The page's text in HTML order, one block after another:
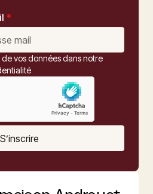
*
vos données dans notre
S’inscrire